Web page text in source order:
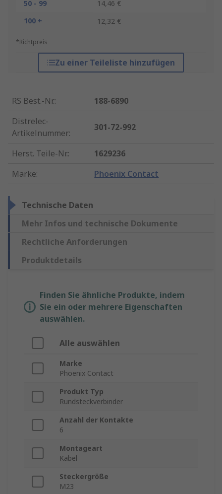
50 - 99
14,46 €
100 +
12,32 €
*Richtpreis
Zu einer Teileliste hinzufügen
RS Best.-Nr.:
188-6890
Distrelec-
Artikelnummer:
301-72-992
Herst. Teile-Nr.:
1629236
Marke: Phoenix Contact
Technische Daten
Mehr Infos und technische Dokumente
Rechtliche Anforderungen
Produktdetails
Finden Sie ähnliche Produkte, indem
Sie ein oder mehrere Eigenschaften
auswählen.
Alle auswählen
Marke
Phoenix Contact
Produkt Typ
Rundsteckverbinder
Anzahl der Kontakte
6
Montageart
Kabel
Steckergröße
M23